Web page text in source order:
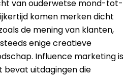
van ouderwetse mond-tot-
komen merken dicht
de mening van klanten,
enige creatieve
Influence marketing is
bevat uitdagingen die